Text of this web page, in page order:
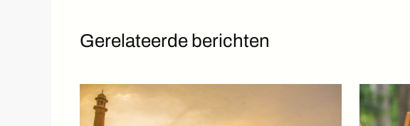
Gerelateerde berichten